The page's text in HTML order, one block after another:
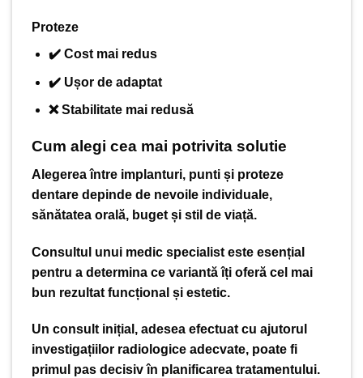
Proteze
✔️ Cost mai redus
✔️ Ușor de adaptat
❌ Stabilitate mai redusă
Cum alegi cea mai potrivita solutie
Alegerea între implanturi, punti și proteze
dentare depinde de nevoile individuale,
sănătatea orală, buget și stil de viață.
Consultul unui medic specialist este esențial
pentru a determina ce variantă îți oferă cel mai
bun rezultat funcțional și estetic.
Un consult inițial, adesea efectuat cu ajutorul
investigațiilor radiologice adecvate, poate fi
primul pas decisiv în planificarea tratamentului.